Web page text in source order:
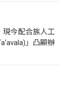
現今配合族人工
」凸顯辦